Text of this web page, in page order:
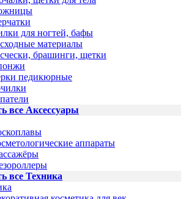
для ногтей, бафы
материалы
брашинги, щетки
педикюрные
все Аксессуары
аппараты
все Техника